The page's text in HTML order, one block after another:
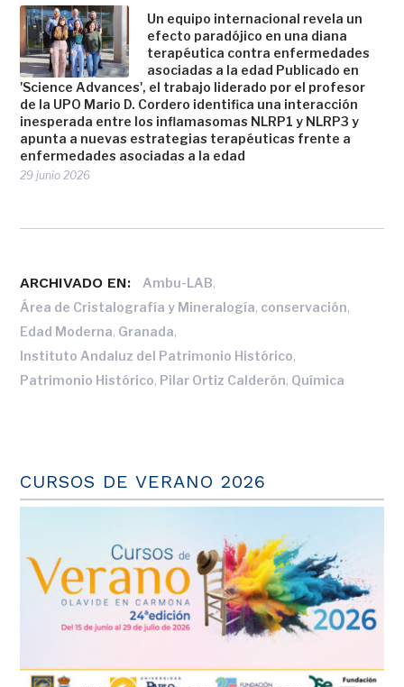
Un equipo internacional revela un
efecto paradójico en una diana
terapéutica contra enfermedades
asociadas a la edad Publicado en
'Science Advances', el trabajo liderado por el profesor
de la UPO Mario D. Cordero identifica una interacción
inesperada entre los inflamasomas NLRP1 y NLRP3 y
apunta a nuevas estrategias terapéuticas frente a
enfermedades asociadas a la edad
29 junio 2026
ARCHIVADO EN: Ambu-LAB,
Área de Cristalografía y Mineralogía, conservación,
Edad Moderna, Granada,
Instituto Andaluz del Patrimonio Histórico,
Patrimonio Histórico, Pilar Ortiz Calderón, Química
CURSOS DE VERANO 2026